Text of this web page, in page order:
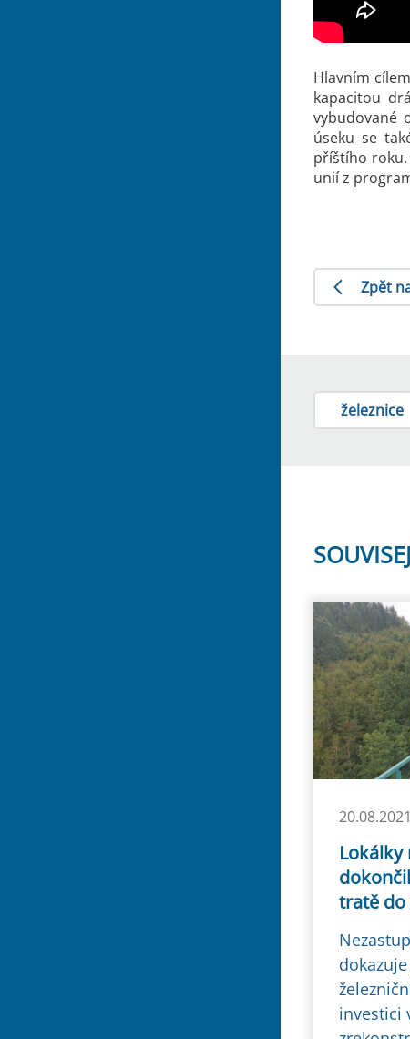
Hlavním
kapacitou
vybudované
úseku se
příštího roku.
unií z
Zpět
železnice
20.08.2021
Lokálky
tratě do
investici